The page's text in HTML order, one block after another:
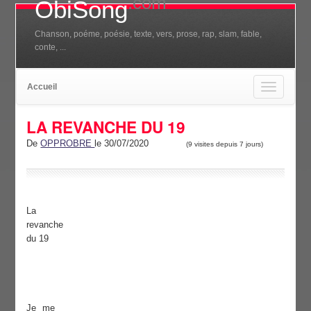
ObiSong
Chanson, poéme, poésie, texte, vers, prose, rap, slam, fable,
conte, ...
Toggle
navigation
Accueil
LA REVANCHE DU 19
DeOPPROBRE le 30/07/2020 (9 visites depuis 7 jours)
La
revanche
du 19
Je me